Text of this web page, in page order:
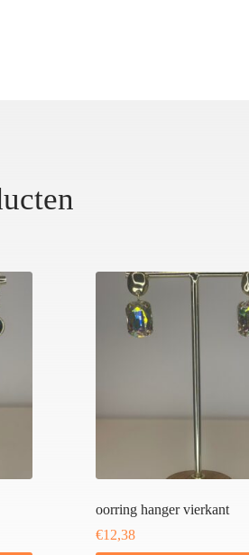
oorring hanger vierkant
€12,38